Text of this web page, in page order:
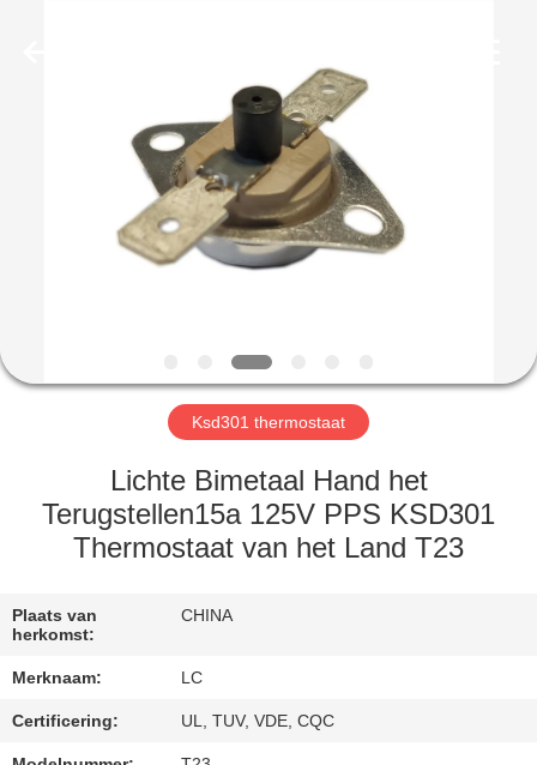
PRODUCTEN
VR-
SHOW
ONGEVEER
ONS
CONTACTEER
Ksd301 thermostaat
Lichte Bimetaal Hand het
Terugstellen15a 125V PPS KSD301
Thermostaat van het Land T23
Plaats van
herkomst:
CHINA
Merknaam: LC
Certificering: UL, TUV, VDE, CQC